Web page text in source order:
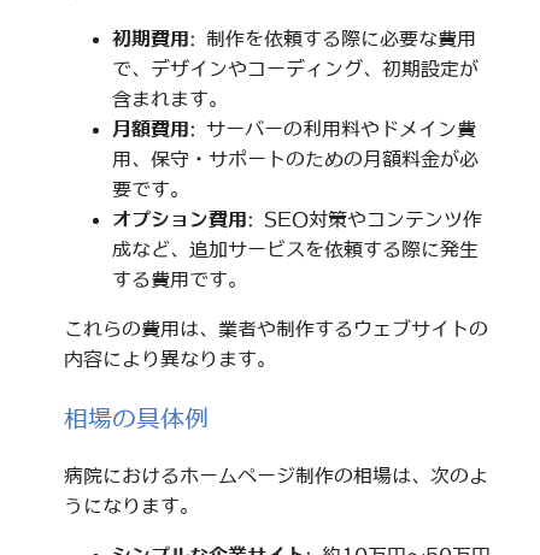
初期費用: 制作を依頼する際に必要な費用
で、デザインやコーディング、初期設定が
含まれます。
月額費用: サーバーの利用料やドメイン費
用、保守・サポートのための月額料金が必
要です。
オプション費用: SEO対策やコンテンツ作
成など、追加サービスを依頼する際に発生
する費用です。
これらの費用は、業者や制作するウェブサイトの
内容により異なります。
相場の具体例
病院におけるホームページ制作の相場は、次のよ
うになります。